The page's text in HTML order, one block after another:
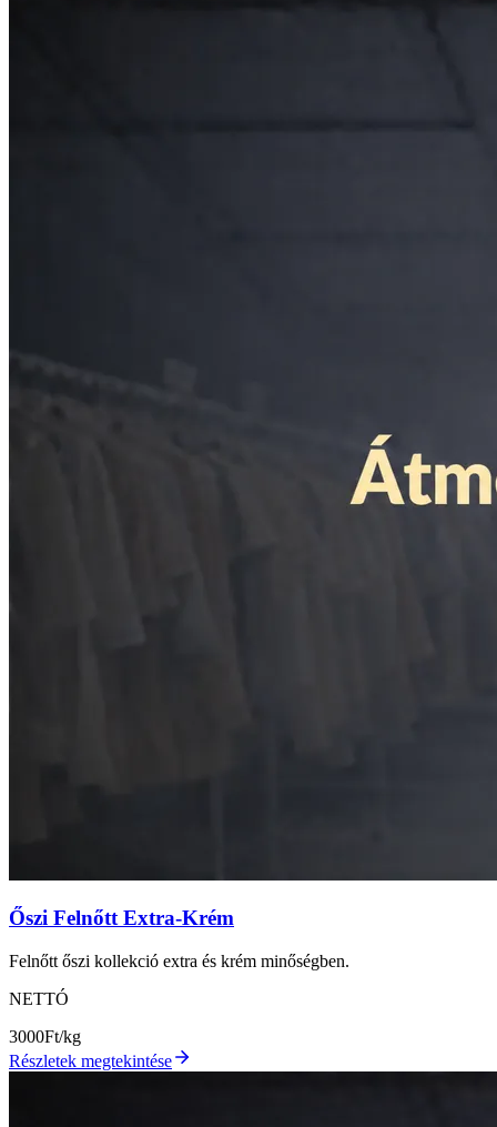
Őszi Felnőtt Extra-Krém
Felnőtt őszi kollekció extra és krém minőségben.
NETTÓ
3000Ft/kg
Részletek megtekintése